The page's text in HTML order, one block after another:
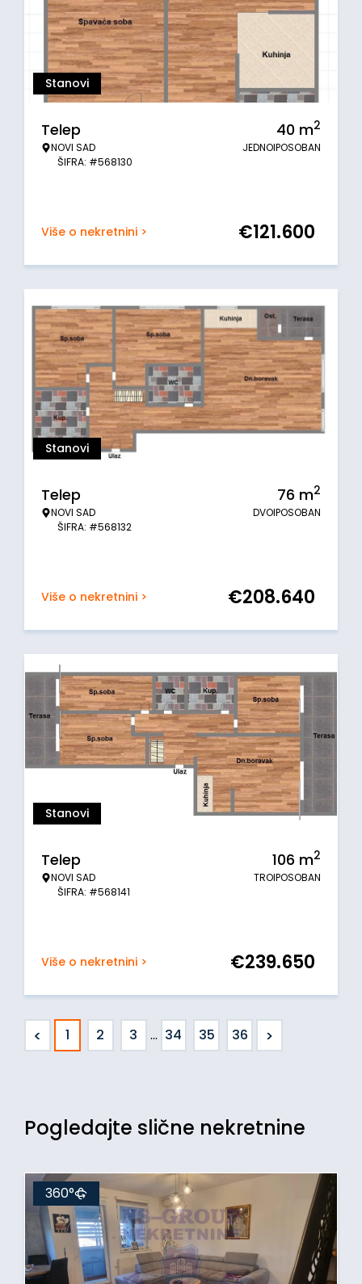
Stanovi
Telep
NOVI SAD
ŠIFRA: #568130
40 m2
JEDNOIPOSOBAN
Više o nekretnini > €121.600
Stanovi
Telep
NOVI SAD
ŠIFRA: #568132
76 m2
DVOIPOSOBAN
Više o nekretnini > €208.640
Stanovi
Telep
NOVI SAD
ŠIFRA: #568141
106 m2
TROIPOSOBAN
Više o nekretnini > €239.650
< 1 2 3 ... 34 35 36 >
Pogledajte slične nekretnine
360°